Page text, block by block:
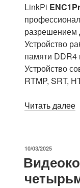
LinkPi
разрешением
Устройство
памяти
Устройство
RTMP, SRT,
Читать далее
ОПУБЛИКОВАНО
10/03/2025